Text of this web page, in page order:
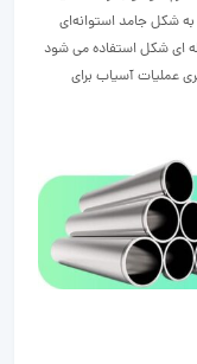
شکل جامد استوانه‌ای
ای شکل استفاده می شود
عملیات آسیاب برای